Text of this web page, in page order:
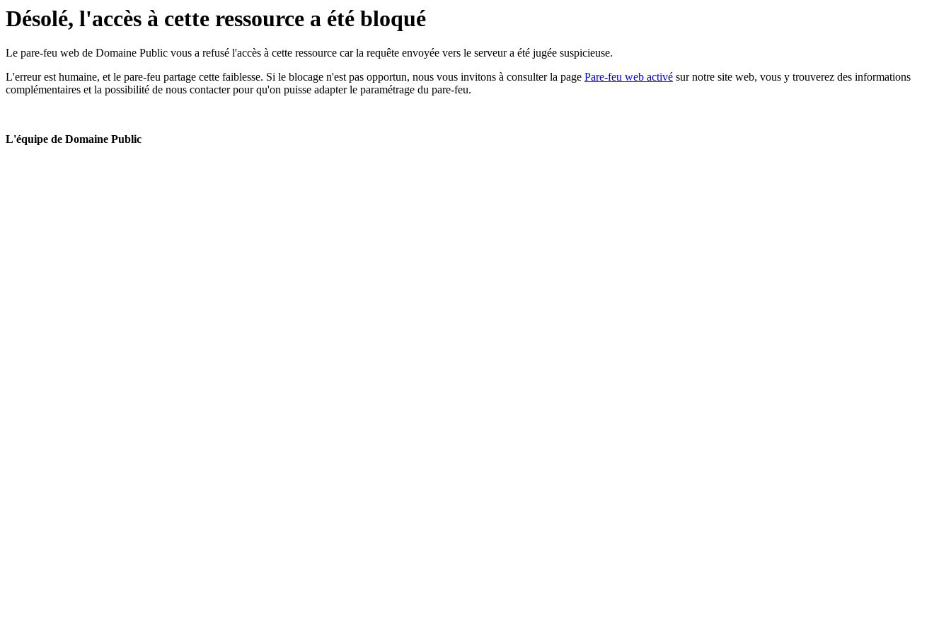
Désolé, l'accès à cette ressource a été bloqué
Le pare-feu web de Domaine Public vous a refusé l'accès à cette ressource car la requête envoyée vers le serveur a été jugée suspicieuse.
L'erreur est humaine, et le pare-feu partage cette faiblesse. Si le blocage n'est pas opportun, nous vous invitons à consulter la page Pare-feu web activé sur notre site web, vous y trouverez des informations
complémentaires et la possibilité de nous contacter pour qu'on puisse adapter le paramétrage du pare-feu.
L'équipe de Domaine Public